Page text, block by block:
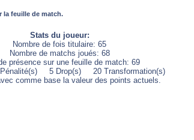
la feuille de match.
Stats du joueur:
Nombre de fois titulaire: 65
Nombre de matchs joués: 68
présence sur une feuille de match: 69
5 Drop(s) 20 Transformation(s)
comme base la valeur des points actuels.